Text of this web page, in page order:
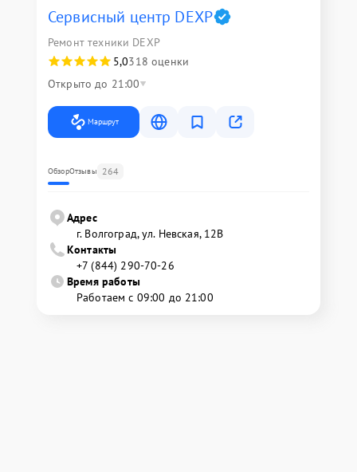
Сервисный центр DEXP
Ремонт техники DEXP
5,0318 оценки
Открыто до 21:00
Маршрут
ОбзорОтзывы 264
Адрес
г. Волгоград, ул. Невская, 12В
Контакты
+7 (844) 290-70-26
Время работы
Работаем с 09:00 до 21:00